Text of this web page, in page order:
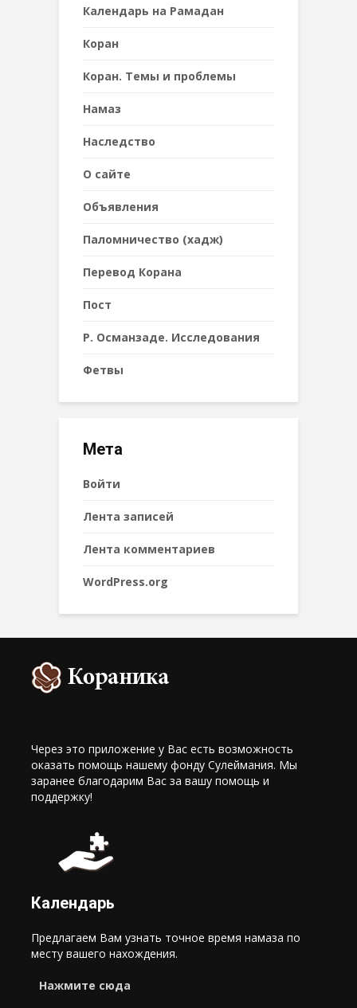
Календарь на Рамадан
Коран
Коран. Темы и проблемы
Намаз
Наследствo
О сайте
Объявления
Паломничество (хадж)
Перевод Корана
Пост
Р. Османзаде. Исследования
Фетвы
Мета
Войти
Лента записей
Лента комментариев
WordPress.org
Через это приложение у Вас есть возможность
оказать помощь нашему фонду Сулеймания. Мы
заранее благодарим Вас за вашу помощь и
поддержку!
Календарь
Предлагаем Вам узнать точное время намаза по
месту вашего нахождения.
Нажмите сюда